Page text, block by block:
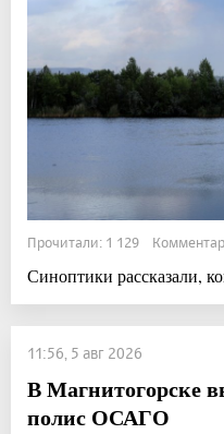
Прочитали: 1 129
Синоптики рассказали,
11:56, 5 авг 2026
В Магнитогорске
полис ОСАГО